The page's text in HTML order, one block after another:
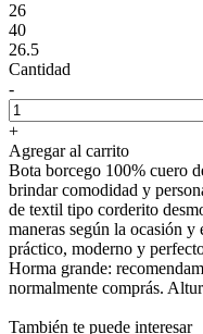
26
40
26.5
Cantidad
-
+
Agregar al carrito
Bota borcego 100% cuero
brindar comodidad y
de textil tipo corderito
maneras según la ocasión
práctico, moderno y
Horma grande:
normalmente comprás.
También te puede interesar